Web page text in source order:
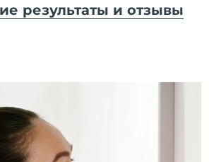
результаты и отзывы